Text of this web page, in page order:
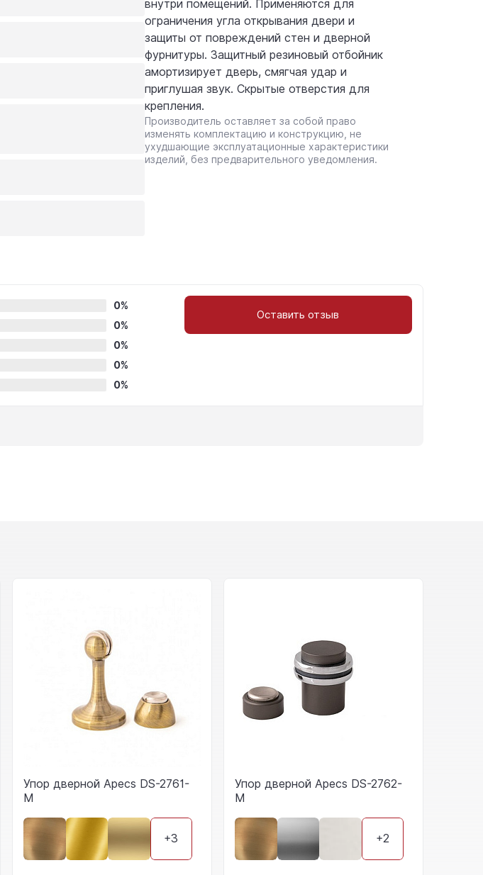
внутри помещений. Применяются для
ограничения угла открывания двери и
защиты от повреждений стен и дверной
фурнитуры. Защитный резиновый отбойник
амортизирует дверь, смягчая удар и
приглушая звук. Скрытые отверстия для
крепления.
Производитель оставляет за собой право
изменять комплектацию и конструкцию, не
ухудшающие эксплуатационные характеристики
изделий, без предварительного уведомления.
0%
0%
0%
0%
0%
Оставить отзыв
Упор дверной Apecs DS-2761-
M
+3
Упор дверной Apecs DS-2762-
M
+2